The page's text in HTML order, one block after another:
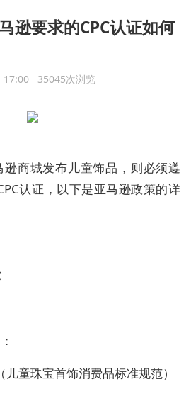
逊要求的CPC认证如何
17:00 35045次浏览
逊商城发布儿童饰品 ，则必须遵
认证，以下是亚马逊政策的详
童珠宝首饰消费品标准规范）